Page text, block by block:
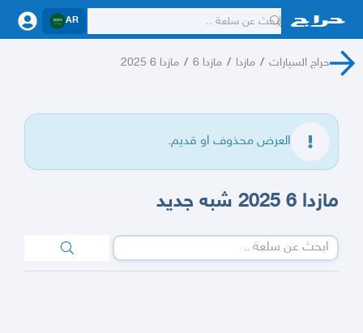
AR
حراج السيارات / مازدا / مازدا 6 / مازدا 6 2025
العرض محذوف او قديم.
مازدا 6 2025 شبه جديد